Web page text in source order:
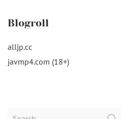
Blogroll
alljp.cc
javmp4.com (18+)
Search